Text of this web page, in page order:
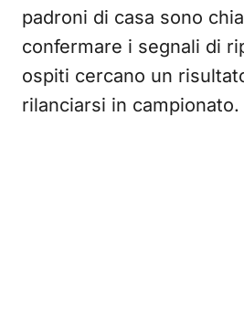
padroni di casa sono
confermare i segnali di
ospiti cercano un
rilanciarsi in campionato.